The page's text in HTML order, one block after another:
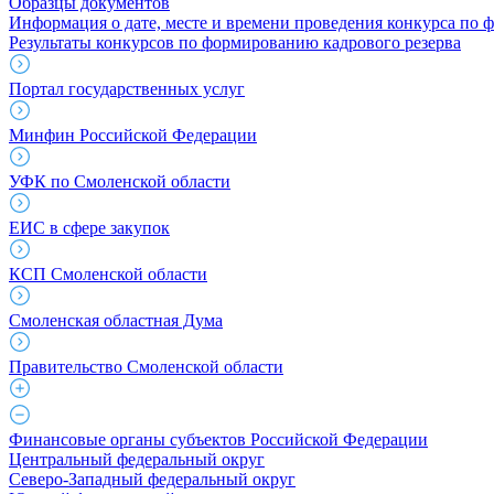
Информация о дате, месте и времени проведения конкурса по
Результаты конкурсов по формированию кадрового резерва
Портал государственных услуг
Минфин Российской Федерации
УФК по Смоленской области
ЕИС в сфере закупок
КСП Смоленской области
Смоленская областная Дума
Правительство Смоленской области
Финансовые органы субъектов Российской Федерации
Центральный федеральный округ
Северо-Западный федеральный округ